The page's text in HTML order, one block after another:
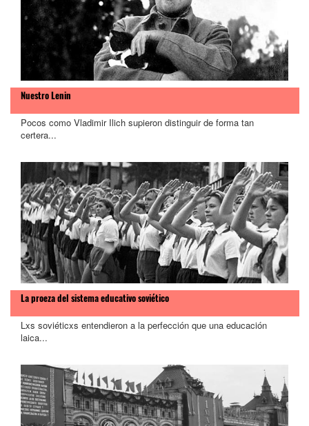
Nuestro Lenin
Pocos como Vladimir Ilich supieron distinguir de forma tan
certera...
La proeza del sistema educativo soviético
Lxs soviéticxs entendieron a la perfección que una educación
laica...